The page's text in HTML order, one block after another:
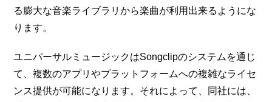
る膨大な音楽ライブラリから楽曲が利用出来るようにな
ります。
ユニバーサルミュージックはSongclipのシステムを通じ
て、複数のアプリやプラットフォームへの複雑なライセ
ンス提供が可能になります。それによって、同社には、